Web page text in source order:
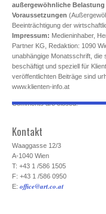
außergewöhnliche Belastung
Voraussetzungen
Beeinträchtigung der
Impressum: Medieninhaber,
Partner KG, Redaktion: 1090
unabhängige Monatsschrift,
beschäftigt und speziell für
veröffentlichten Beiträge sind
www.klienten-info.at
Comments are closed.
Kontakt
Waaggasse 12/3
A-1040 Wien
T: +43 1 /586 1505
F: +43 1 /586 0950
E: office@art.co.at